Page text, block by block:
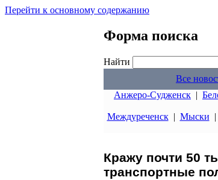
Перейти к основному содержанию
Форма поиска
Найти
Все
Анжеро-Судженск |
Междуреченск| Мыски |
Кражу почти 50
транспортные